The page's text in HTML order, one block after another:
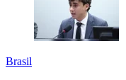
Brasil